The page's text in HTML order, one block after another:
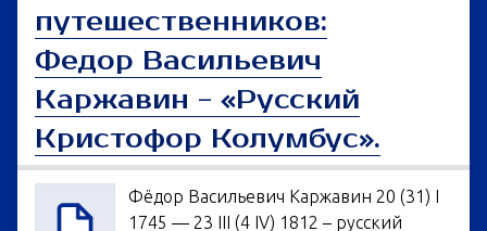
путешественников:
Федор Васильевич
Каржавин - «Русский
Кристофор Колумбус».
Фёдор Васильевич Каржавин 20 (31) I
1745 — 23 III (4 IV) 1812 – русский